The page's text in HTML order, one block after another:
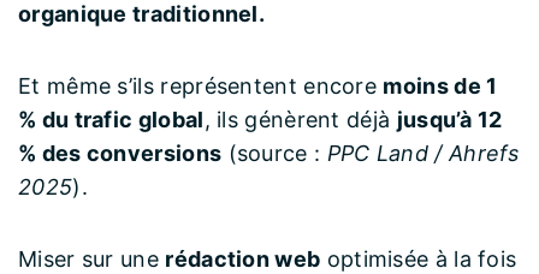
organique traditionnel.
Et même s’ils représentent encore moins de 1
% du trafic global, ils génèrent déjà jusqu’à 12
% des conversions (source : PPC Land / Ahrefs
2025).
Miser sur une rédaction web optimisée à la fois